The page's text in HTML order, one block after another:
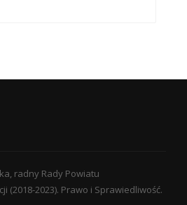
radny Rady Powiatu
(2018-2023). Prawo i Sprawiedliwość.